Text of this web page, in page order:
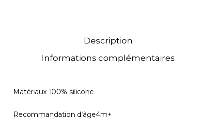
Description
Informations complémentaires
Matériaux 100% silicone
Recommandation d’âge4m+